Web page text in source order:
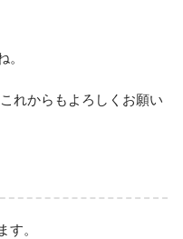
。
れからもよろしくお願い
す。